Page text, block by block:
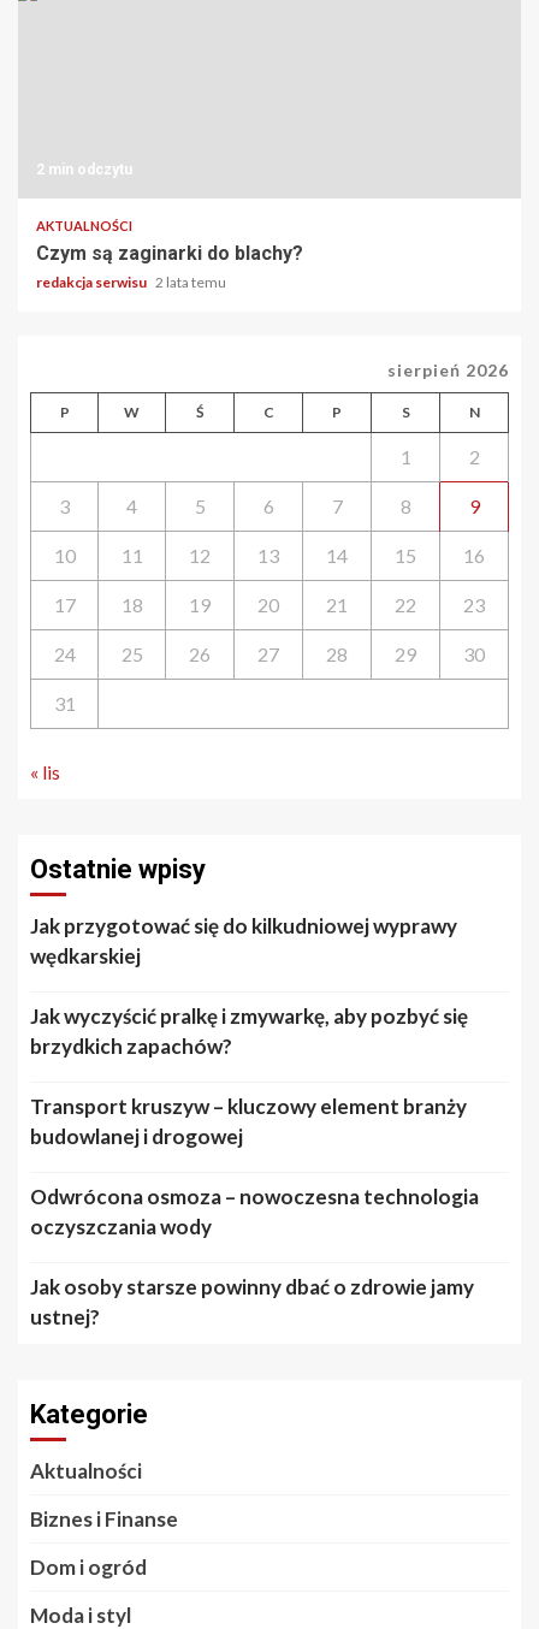
2 min odczytu
AKTUALNOŚCI
Czym są zaginarki do blachy?
redakcja serwisu 2 lata temu
sierpień 2026
P W Ś C P S N
1 2
3 4 5 6 7 8 9
10 11 12 13 14 15 16
17 18 19 20 21 22 23
24 25 26 27 28 29 30
31
« lis
Ostatnie wpisy
Jak przygotować się do kilkudniowej wyprawy
wędkarskiej
Jak wyczyścić pralkę i zmywarkę, aby pozbyć się
brzydkich zapachów?
Transport kruszyw – kluczowy element branży
budowlanej i drogowej
Odwrócona osmoza – nowoczesna technologia
oczyszczania wody
Jak osoby starsze powinny dbać o zdrowie jamy
ustnej?
Kategorie
Aktualności
Biznes i Finanse
Dom i ogród
Moda i styl